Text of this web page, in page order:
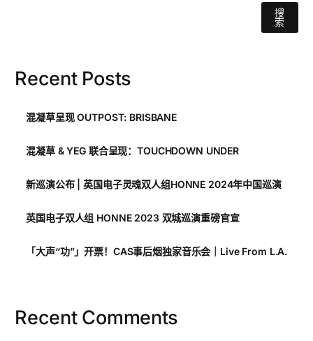
搜
索
Recent Posts
混凝草呈现 OUTPOST: BRISBANE
混凝草 & YEG 联合呈现：TOUCHDOWN UNDER
新巡演公布 | 英国电子灵魂双人组HONNE 2024年中国巡演
英国电子双人组 HONNE 2023 双城巡演重磅官宣
「大声“功”」开票！CAS事后烟独家音乐会｜Live From L.A.
Recent Comments